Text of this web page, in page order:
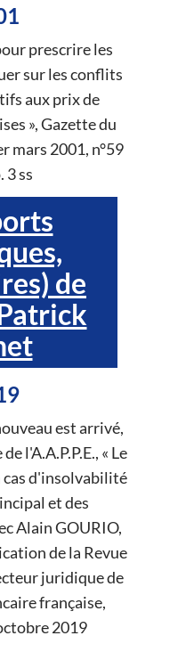
prescrire les
sur les conflits
aux prix de
», Gazette du
mars 2001, n°59
3 ss
de
est arrivé,
l'A.A.P.P.E., « Le
cas d'insolvabilité
et des
Alain GOURIO,
de la Revue
juridique de
française,
2019